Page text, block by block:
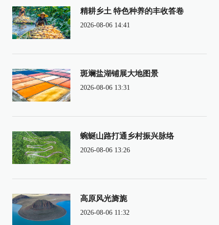
精耕乡土 特色种养的丰收答卷
2026-08-06 14:41
斑斓盐湖铺展大地图景
2026-08-06 13:31
蜿蜒山路打通乡村振兴脉络
2026-08-06 13:26
高原风光旖旎
2026-08-06 11:32